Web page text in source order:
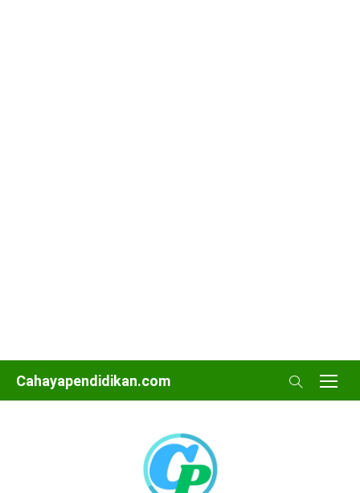
Skip
to
Cahayapendidikan.com